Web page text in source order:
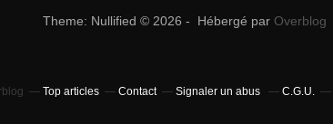
Theme: Nullified © 2026 - Hébergé par Overblog
Top articles Contact Signaler un abus C.G.U.